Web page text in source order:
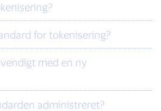
for tokenisering?
administreret?